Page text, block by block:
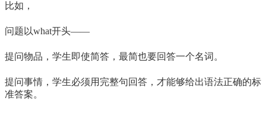
比如，
问题以what开头——
提问物品，学生即使简答，最简也要回答一个名词。
提问事情，学生必须用完整句回答，才能够给出语法正确的标
准答案。